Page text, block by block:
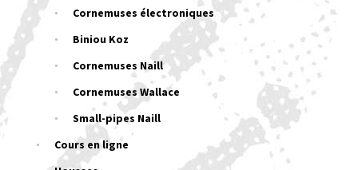
Cornemuses électroniques
Biniou Koz
Cornemuses Naill
Cornemuses Wallace
Small-pipes Naill
Cours en ligne